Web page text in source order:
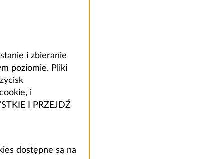
i zbieranie
poziomie. Pliki
i
I PRZEJDŹ
dostępne są na